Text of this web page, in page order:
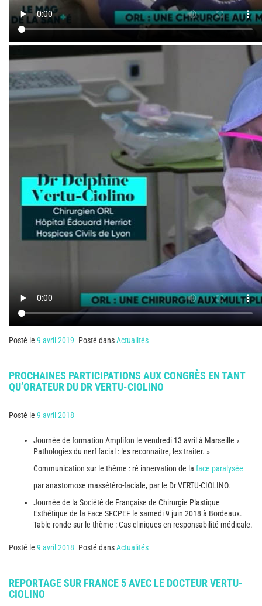
Posté le 9 avril 2019 Posté dansActualités
PROCHAINES PARTICIPATIONS AUX CONGRÈS EN TANT
QU’ORATEUR DU DR VERTU-CIOLINO
Posté le 9 avril 2018
Journée de formation Amplifon le vendredi 13 avril à Marseille «
Pathologies du nerf facial : les reconnaitre, les traiter. »
Communication sur le thème : ré innervation de la face paralysée
par anastomose massétéro-faciale, par le Dr VERTU-CIOLINO.
Journée de la Société de Française de Chirurgie Plastique
Esthétique de la Face SFCPEF le samedi 9 juin 2018 à Bordeaux.
Table ronde sur le thème : Cas cliniques en responsabilité médicale.
Posté le 9 avril 2018 Posté dansActualités
REPORTAGE SUR FRANCE 5 AVEC LE DOCTEUR VERTU-
CIOLINO